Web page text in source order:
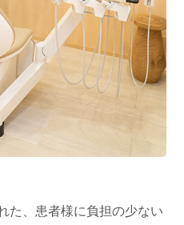
た、患者様に負担の少ない